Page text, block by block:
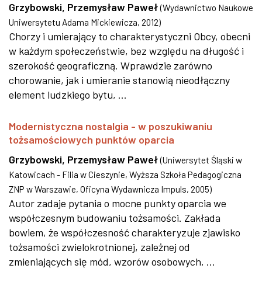
Grzybowski, Przemysław Paweł (Wydawnictwo Naukowe
Uniwersytetu Adama Mickiewicza, 2012)
Chorzy i umierający to charakterystyczni Obcy, obecni
w każdym społeczeństwie, bez względu na długość i
szerokość geograficzną. Wprawdzie zarówno
chorowanie, jak i umieranie stanowią nieodłączny
element ludzkiego bytu, ...
Modernistyczna nostalgia - w poszukiwaniu
tożsamościowych punktów oparcia
Grzybowski, Przemysław Paweł (Uniwersytet Śląski w
Katowicach - Filia w Cieszynie, Wyższa Szkoła Pedagogiczna
ZNP w Warszawie, Oficyna Wydawnicza Impuls, 2005)
Autor zadaje pytania o mocne punkty oparcia we
współczesnym budowaniu tożsamości. Zakłada
bowiem, że współczesność charakteryzuje zjawisko
tożsamości zwielokrotnionej, zależnej od
zmieniających się mód, wzorów osobowych, ...